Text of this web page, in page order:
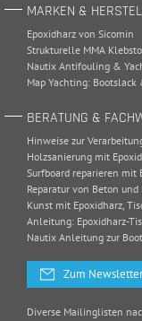
MARKEN &
Epoxidharz von Sicomin
Strukturelle MMA
Nautix Antifouling &
Map Yachting:
BERATUNG &
Hinweise zur
Holzsanierung mit
Surfboard reparieren mit
Reparatur von Beton
Kunst mit Epoxidharz,
Anleitung: Epoxidharz-
Nautix Anleitung zur
Zum Newsletter
Diverse Mailinglisten